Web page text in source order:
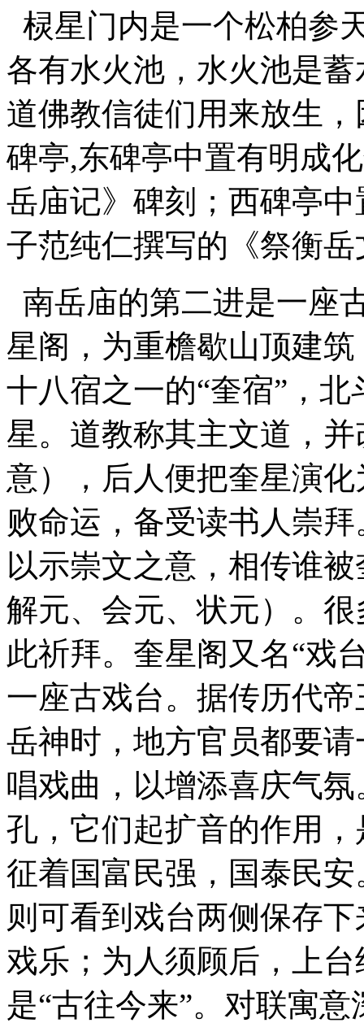
棂星门内是一个松柏参
各有水火池，水火池是
道佛教信徒们用来放生
碑亭,东碑亭中置有明成
岳庙记》碑刻；西碑亭
子范纯仁撰写的《祭衡
南岳庙的第二进是一座
星阁，为重檐歇山顶建
十八宿之一的“奎宿”，
星。道教称其主文道，并
意），后人便把奎星演
败命运，备受读书人崇
以示崇文之意，相传谁
解元、会元、状元）。
此祈拜。奎星阁又名“戏
一座古戏台。据传历代
岳神时，地方官员都要
唱戏曲，以增添喜庆气
孔，它们起扩音的作用
征着国富民强，国泰民
则可看到戏台两侧保存
戏乐；为人须顾后，上
是“古往今来”。对联寓